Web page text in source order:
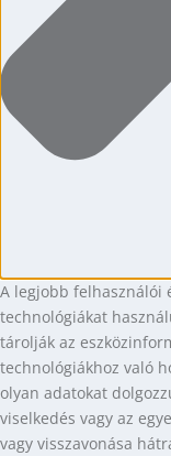
A legjobb felhasználói
technológiákat
tárolják az
technológiákhoz való
olyan adatokat
viselkedés vagy az
vagy visszavonása